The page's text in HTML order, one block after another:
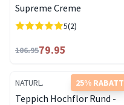
Supreme Creme
5(2)
106.9579.95
25% RABATT
NATURL.
Teppich Hochflor Rund -